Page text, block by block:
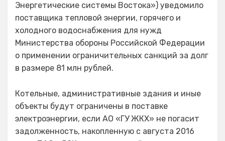
Энергетические системы Востока») уведомило
поставщика тепловой энергии, горячего и
холодного водоснабжения для нужд
Министерства обороны Российской Федерации
о применении ограничительных санкций за долг
в размере 81 млн рублей.
Котельные, административные здания и иные
объекты будут ограничены в поставке
электроэнергии, если АО «ГУ ЖКХ» не погасит
задолженность, накопленную с августа 2016